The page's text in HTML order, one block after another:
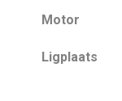
Motor
Ligplaats